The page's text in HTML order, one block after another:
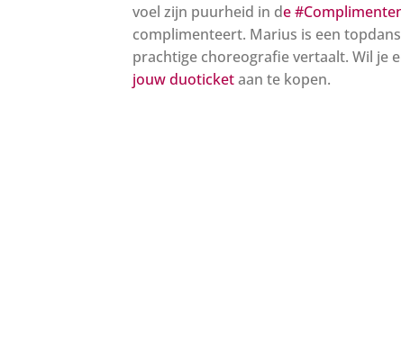
voel zijn puurheid in de
complimenteert. Marius is een
prachtige choreografie vertaalt. Wil je
jouw duoticketaan te kopen.